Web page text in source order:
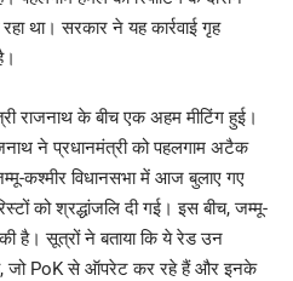
था। सरकार ने यह कार्रवाई गृह
राजनाथ के बीच एक अहम मीटिंग हुई।
ने प्रधानमंत्री को पहलगाम अटैक
कश्मीर विधानसभा में आज बुलाए गए
को श्रद्धांजलि दी गई। इस बीच, जम्मू-
है। सूत्रों ने बताया कि ये रेड उन
है, जो PoK से ऑपरेट कर रहे हैं और इनके